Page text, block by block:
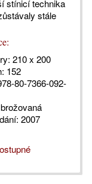
stínicí technika
stále
210 x 200
152
80-7366-092-
brožovaná
2007